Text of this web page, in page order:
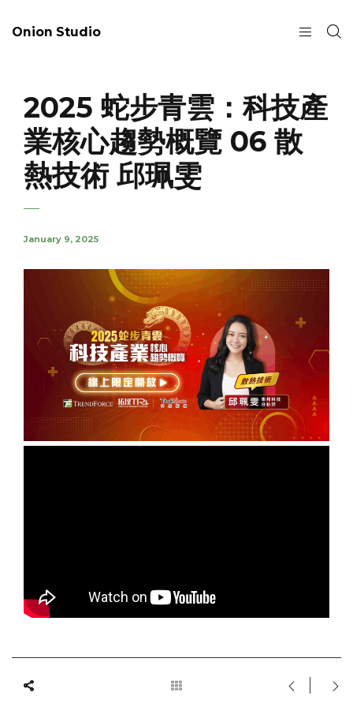
Onion Studio
2025 蛇步青雲：科技產
業核心趨勢概覽 06 散
熱技術 邱珮雯
January 9, 2025